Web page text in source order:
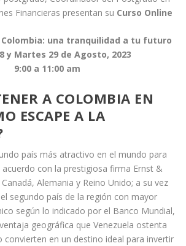
Financieras presentan su Curso Online
una tranquilidad a tu futuro
y Martes 29 de Agosto, 2023
9:00 a 11:00 am
A COLOMBIA EN
ESCAPE A LA
país más atractivo en el mundo para
con la prestigiosa firma Ernst &
Alemania y Reino Unido; a su vez
segundo país de la región con mayor
según lo indicado por el Banco Mundial,
geográfica que Venezuela ostenta
convierten en un destino ideal para invertir